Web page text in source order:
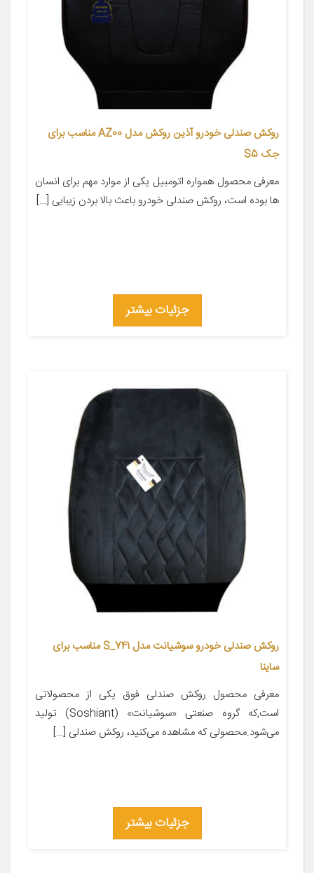
روکش صندلی خودرو آذین روکش مدل AZ00 مناسب برای
جک S5
معرفی محصول همواره اتومبیل یکی از موارد مهم برای انسان
ها بوده است، روکش صندلی خودرو باعث بالا بردن زیبایی […]
جزئیات بیشتر
روکش صندلی خودرو سوشیانت مدل S_741 مناسب برای
ساینا
معرفی محصول روکش صندلی فوق یکی از محصولاتی
است,که گروه صنعتی «سوشیانت» (Soshiant) تولید
می‌شود.محصولی که مشاهده می‌کنید، روکش صندلی […]
جزئیات بیشتر